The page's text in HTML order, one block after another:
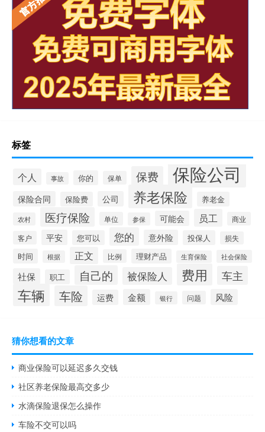
标签
个人 事故 你的 保单 保费 保险公司
保险合同 保险费 公司 养老保险 养老金
农村 医疗保险 单位 参保 可能会 员工
商业
客户
平安 您可以 您的 意外险 投保人 损失
时间 根据 正文 比例 理财产品 生育保险 社会保险
社保 职工 自己的 被保险人 费用 车主
车辆 车险 运费 金额 银行 问题 风险
猜你想看的文章
商业保险可以延迟多久交钱
社区养老保险最高交多少
水滴保险退保怎么操作
车险不交可以吗